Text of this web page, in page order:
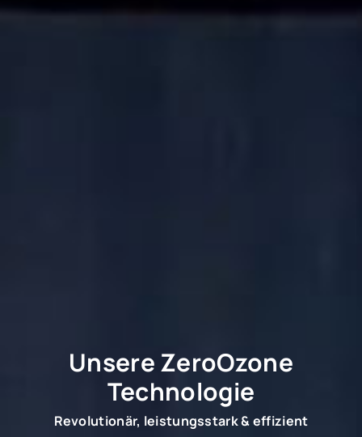
Unsere ZeroOzone
Technologie
Revolutionär, leistungsstark & effizient